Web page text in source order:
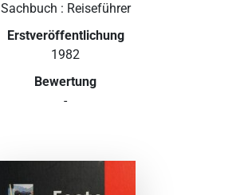
Sachbuch : Reiseführer
Erstveröffentlichung
1982
Bewertung
-